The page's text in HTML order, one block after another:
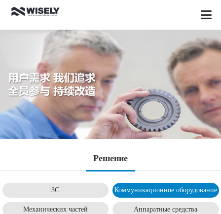
Pешение
3C Коммуникационное оборудование
Механических частей Aппаратные средства